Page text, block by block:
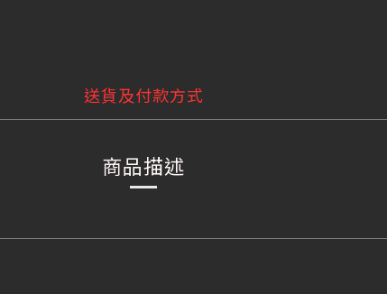
送貨及付款方式
商品描述